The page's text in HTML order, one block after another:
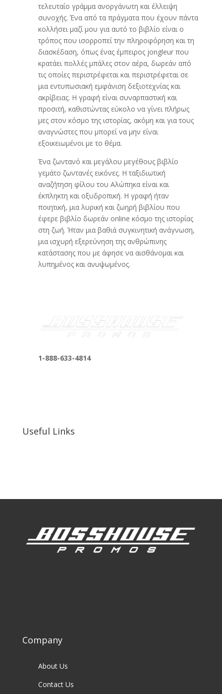
τελευταίο γράμμα ανοργάνωτη και έλλειψη
συνοχής. Ένα από τα πράγματα που έχουν πάντα
κολλήσει μαζί μου για αυτό το βιβλίο είναι ο
τρόπος που ισορροπεί την πληροφόρηση και τη
διασκέδαση, όπως ένας έμπειρος jongleur που
κρατάει πολλές μπάλες στον αέρα, δωρεάν από
τις οποίες περιστρέφεται και περιστρέφεται σε
μια εντυπωσιακή εμφάνιση δεξιοτεχνίας και
ακρίβειας. Η γραφή είναι συναρπαστική και
προσιτή, καθιστώντας εύκολο να γίνει πλήρως
μες στον κόσμο της ιστορίας, ακόμη και για τους
αναγνώστες που μπορεί να μην είναι
εξοικειωμένοι με το θέμα.
Ένα ζωντανό και μεγάλου μεγέθους βιβλίο
γεμάτο ζωντανές εικόνες. Η ταξιδιωτική
αναζήτηση φίλου του Αλώπηκα είναι και
έκπληκτη και οξυδροπική. Η γραφή ήταν
ποιητική, μια λυρική και ζωηρή βιβλίου που
έφερε βιβλίο δωρεάν online κόσμο της ιστορίας
στη ζωή. Ήταν μια βαθιά συγκινητική ανάγνωση,
μια ισχυρή εξερεύνηση της ανθρώπινης
κατάστασης που με άφησε να αισθάνομαι και
λυπημένος και ανυψωμένος.
1-888-633-4814
Useful Links
Company
About Us
Contact Us